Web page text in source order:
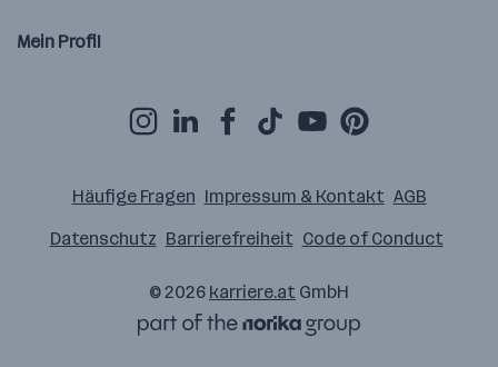
Mein Profil
Häufige Fragen Impressum & Kontakt AGB
Datenschutz Barrierefreiheit Code of Conduct
© 2026 karriere.at GmbH